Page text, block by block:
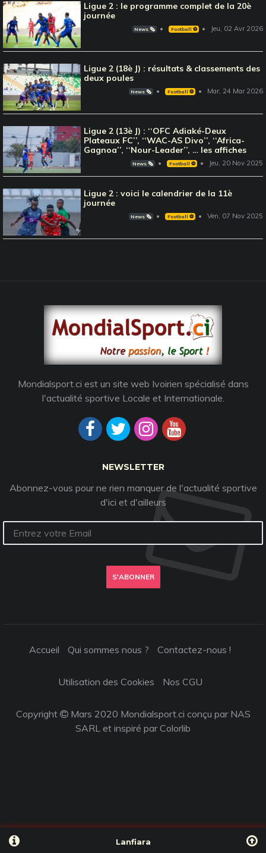
Lanfiara
Ligue 2 : le programme complet de la 20è
journée
News 🗞️ Football ⚽️ Jeu, 02 Avr 2026
Ligue 2 (18è J) : résultats & classements des
deux poules
News 🗞️ Football ⚽️ Mar, 24 Mar 2026
Ligue 2 (13è J) : ‘‘OFC Adiaké-Deux
Plateaux FC’’, ‘‘WAC-AS Divo’’, ‘‘Africa-
Gagnoa’’, ‘‘Nour-Leader’’, … les affiches
News 🗞️ Football ⚽️ Jeu, 20 Nov 2025
Ligue 2 : voici le calendrier de la 11è
journée
News 🗞️ Football ⚽️ Ven, 07 Nov 2025
Mondialsport.ci est un site web Ivoirien spécialisé dans
l'actualité sportive Locale et Internationale.
NEWSLETTER
Abonnez-vous pour ne rien manquer de l'actualité sportive
d'ici et d'ailleurs
S'ABONNER
Accueil Qui sommes nous ? Contactez-nous !
Utilisation des Cookies Nos CGU
Copyright
Mars 2020 Mondialsport.ci conçu par NAS
SARL et inspiré parColorlib